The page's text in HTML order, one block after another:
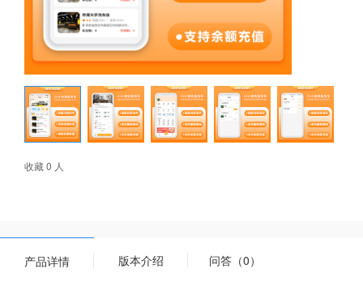
收藏 0 人
产品详情 版本介绍 问答（0）